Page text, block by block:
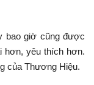
bao giờ cũng được
hơn, yêu thích hơn.
của Thương Hiệu.